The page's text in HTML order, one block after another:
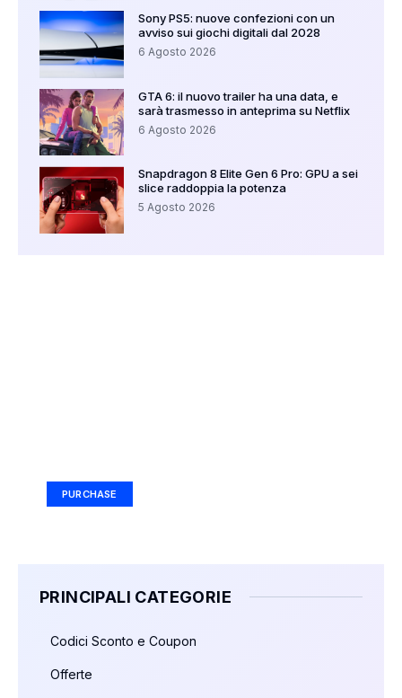
Sony PS5: nuove confezioni con un
avviso sui giochi digitali dal 2028
6 Agosto 2026
GTA 6: il nuovo trailer ha una data, e
sarà trasmesso in anteprima su Netflix
6 Agosto 2026
Snapdragon 8 Elite Gen 6 Pro: GPU a sei
slice raddoppia la potenza
5 Agosto 2026
PURCHASE
PRINCIPALI CATEGORIE
Codici Sconto e Coupon
Offerte